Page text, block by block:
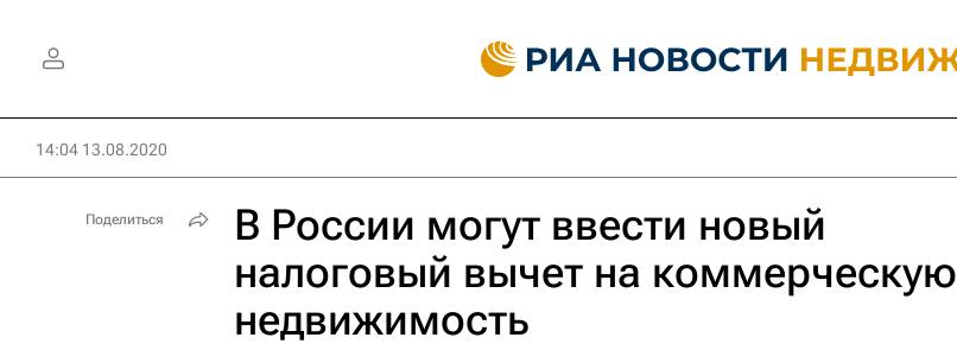
14:04 13.08.2020
В России могут ввести новый
налоговый вычет на коммерческую
недвижимость
Поделиться